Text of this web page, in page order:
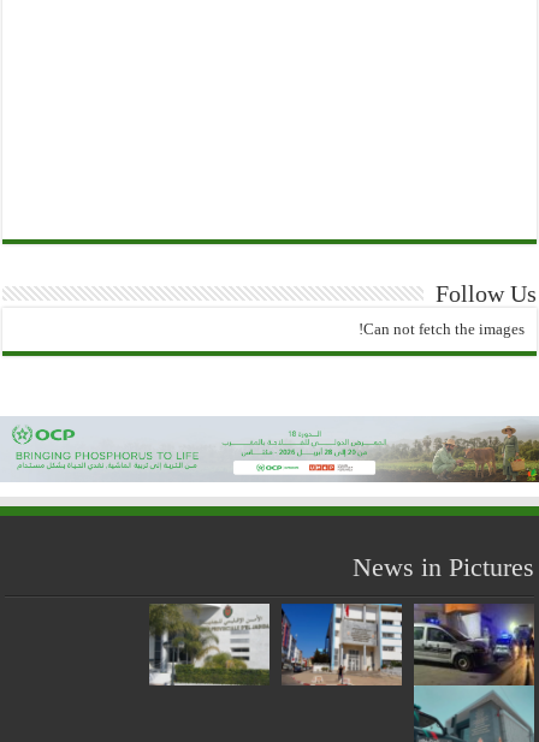
Follow Us
Can not fetch the images!
News in Pictures